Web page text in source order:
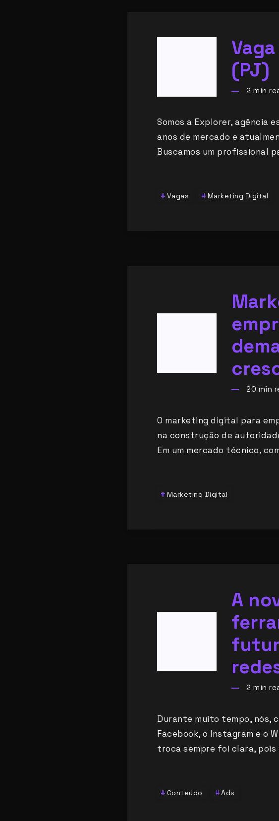
(PJ)
2 min
Somos a Explorer, agência
anos de mercado e
Buscamos um profissional
Vagas Marketing Digital
20 min
O marketing digital para
na construção de
Em um mercado técnico,
Marketing Digital
A
2 min
Durante muito tempo, nós,
Facebook, o Instagram e o
troca sempre foi clara, pois
Conteúdo Ads